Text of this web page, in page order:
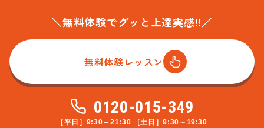
＼無料体験でグッと上達実感!!／
無料体験レッスン
0120-015-349
［平日］9:30～21:30 ［土日］9:30～19:30